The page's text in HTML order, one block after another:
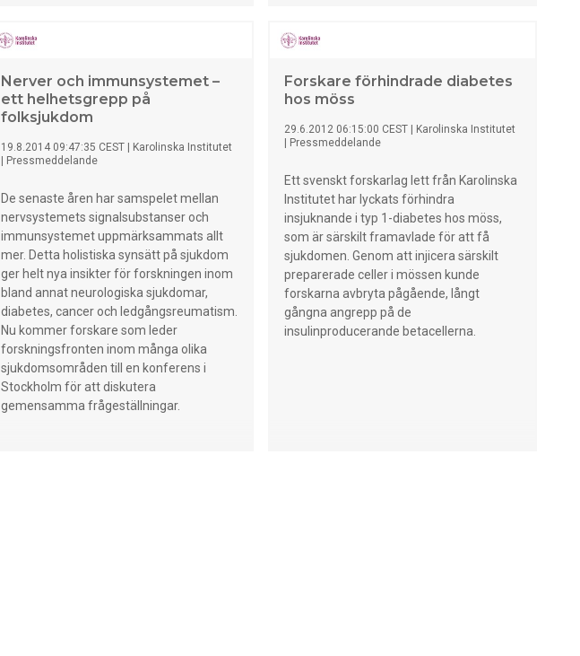
cytokinen interleukin(IL)-26 skulle kunna
(biomarkör) för okontrollerad astma hos
både vuxna och barn - och även kanske
vara ett framtida mål för nya
astmaläkemedel. Bakom resultaten står
forskare vid Karolinska Institutet och
patogenes och sjukdomsförlopp”. – Jag
säger Anna J. Henningsson. Jag har
forskat om detta i snart femton år och
det är givetvis väldigt roligt att mitt och
forskargruppens arbete
är överläkare, specialiserad inom
infektionsmedicin och klinisk mikrobiologi,
samt docent vid Linköpings universitet.
Forskningsfrågorna har sitt ursprung i den
kliniska vardagen, mötet med patienter
och arbetet med diagnostik vid
Länssjukhuset Ryhov i Jönköping. –
Borrelia-infektion är en vanligt
förekommande frågeställning och med
Nerver och immunsystemet –
ett helhetsgrepp på
folksjukdom
19.8.2014 09:47:35 CEST
Karolinska Institutet
Pressmeddelande
De senaste åren har samspelet mellan
nervsystemets signalsubstanser och
immunsystemet uppmärksammats allt
mer. Detta holistiska synsätt på sjukdom
ger helt nya insikter för forskningen inom
bland annat neurologiska sjukdomar,
diabetes, cancer och ledgångsreumatism.
Nu kommer forskare som leder
forskningsfronten inom många olika
sjukdomsområden till en konferens i
Stockholm för att diskutera
gemensamma frågeställningar.
Forskare förhindrade diabetes
hos möss
29.6.2012 06:15:00 CEST
Karolinska Institutet
Pressmeddelande
Ett svenskt forskarlag lett från Karolinska
Institutet har lyckats förhindra
insjuknande i typ 1-diabetes hos möss,
som är särskilt framavlade för att få
sjukdomen. Genom att injicera särskilt
preparerade celler i mössen kunde
forskarna avbryta pågående, långt
gångna angrepp på de
insulinproducerande betacellerna.